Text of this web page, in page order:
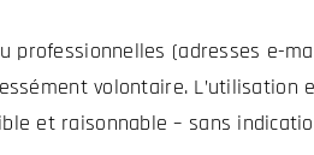
(adresses e-
volontaire.
et raisonnable – sans